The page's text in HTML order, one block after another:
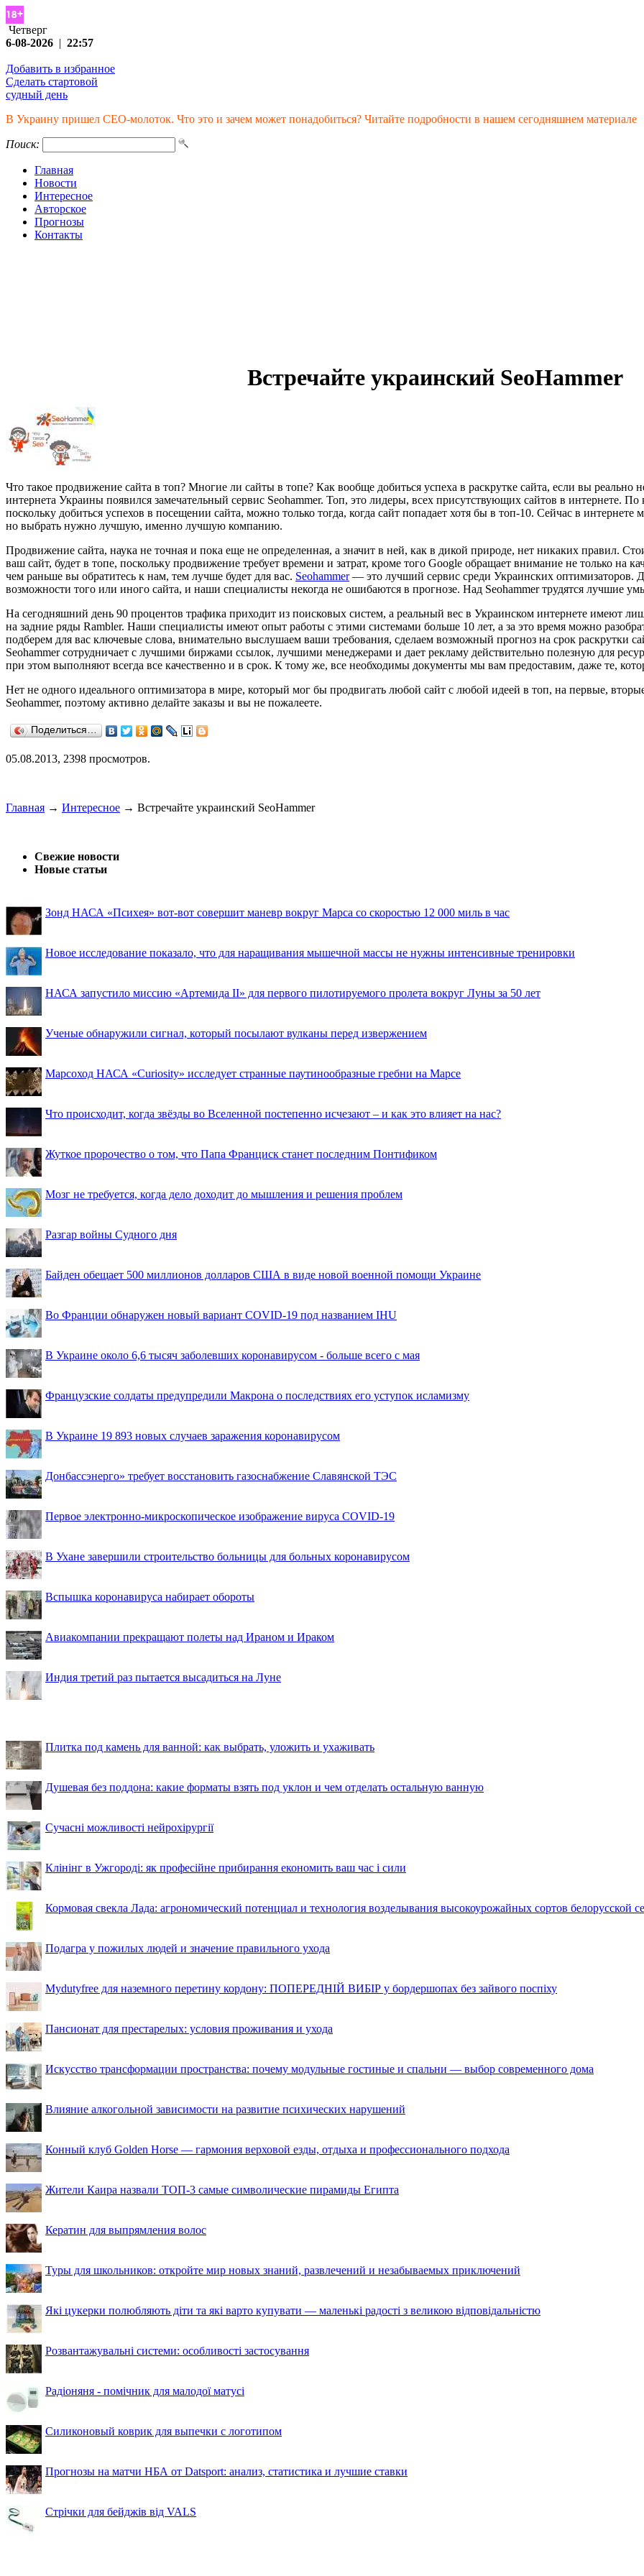
Четверг
6-08-2026 | 22:57
Добавить в избранное
Сделать стартовой
судный день
В Украину пришел СЕО-молоток. Что это и зачем может понадобиться? Читайте подробности в нашем сегодняшнем материале
Поиск:
Главная
Новости
Интересное
Авторское
Прогнозы
Контакты
Встречайте украинский SeoHammer
Что такое продвижение сайта в топ? Многие ли сайты в топе? Как вообще добиться успеха в раскрутке сайта, если вы
интернета Украины появился замечательный сервис Seohammer. Топ, это лидеры, всех присутствующих сайтов в интернете.
поскольку добиться успехов в посещении сайта, можно только тогда, когда сайт попадает хотя бы в топ-10. Сейчас в
но выбрать нужно лучшую, именно лучшую компанию.
Продвижение сайта, наука не точная и пока еще не определенная, а значит в ней, как в дикой природе, нет никаких правил.
ваш сайт, будет в топе, поскольку продвижение требует времени и затрат, кроме того Google обращает внимание не только на
чем раньше вы обратитесь к нам, тем лучше будет для вас. Seohammer— это лучший сервис среди Украинских оптимизаторов.
возможности того или иного сайта, и наши специалисты некогда не ошибаются в прогнозе. Над Seohammer трудятся лучшие
На сегодняшний день 90 процентов трафика приходит из поисковых систем, а реальный вес в Украинском интернете имеют
на задние ряды Rambler. Наши специалисты имеют опыт работы с этими системами больше 10 лет, а за это время можно
подберем для вас ключевые слова, внимательно выслушаем ваши требования, сделаем возможный прогноз на срок раскрутки
Seohammer сотрудничает с лучшими биржами ссылок, лучшими менеджерами и дает рекламу действительно полезную для
при этом выполняют всегда все качественно и в срок. К тому же, все необходимы документы мы вам предоставим, даже те,
Нет не одного идеального оптимизатора в мире, который мог бы продвигать любой сайт с любой идеей в топ, на первые,
Seohammer, поэтому активно делайте заказы и вы не пожалеете.
Поделиться…
05.08.2013, 2398 просмотров.
Главная → Интересное → Встречайте украинский SeoHammer
Свежие новости
Новые статьи
Зонд НАСА «Психея» вот-вот совершит маневр вокруг Марса со скоростью 12 000 миль в час
Новое исследование показало, что для наращивания мышечной массы не нужны интенсивные тренировки
НАСА запустило миссию «Артемида II» для первого пилотируемого пролета вокруг Луны за 50 лет
Ученые обнаружили сигнал, который посылают вулканы перед извержением
Марсоход НАСА «Curiosity» исследует странные паутинообразные гребни на Марсе
Что происходит, когда звёзды во Вселенной постепенно исчезают – и как это влияет на нас?
Жуткое пророчество о том, что Папа Франциск станет последним Понтификом
Мозг не требуется, когда дело доходит до мышления и решения проблем
Разгар войны Судного дня
Байден обещает 500 миллионов долларов США в виде новой военной помощи Украине
Во Франции обнаружен новый вариант COVID-19 под названием IHU
В Украине около 6,6 тысяч заболевших коронавирусом - больше всего с мая
Французские солдаты предупредили Макрона о последствиях его уступок исламизму
В Украине 19 893 новых случаев заражения коронавирусом
Донбассэнерго» требует восстановить газоснабжение Славянской ТЭС
Первое электронно-микроскопическое изображение вируса COVID-19
В Ухане завершили строительство больницы для больных коронавирусом
Вспышка коронавируса набирает обороты
Авиакомпании прекращают полеты над Ираном и Ираком
Индия третий раз пытается высадиться на Луне
Плитка под камень для ванной: как выбрать, уложить и ухаживать
Душевая без поддона: какие форматы взять под уклон и чем отделать остальную ванную
Сучасні можливості нейрохірургії
Клінінг в Ужгороді: як професійне прибирання економить ваш час і сили
Кормовая свекла Лада: агрономический потенциал и технология возделывания высокоурожайных сортов белорусской
Подагра у пожилых людей и значение правильного ухода
Mydutyfree для наземного перетину кордону: ПОПЕРЕДНІЙ ВИБІР у бордершопах без зайвого поспіху
Пансионат для престарелых: условия проживания и ухода
Искусство трансформации пространства: почему модульные гостиные и спальни — выбор современного дома
Влияние алкогольной зависимости на развитие психических нарушений
Конный клуб Golden Horse — гармония верховой езды, отдыха и профессионального подхода
Жители Каира назвали ТОП-3 самые символические пирамиды Египта
Кератин для выпрямления волос
Туры для школьников: откройте мир новых знаний, развлечений и незабываемых приключений
Які цукерки полюбляють діти та які варто купувати — маленькі радості з великою відповідальністю
Розвантажувальні системи: особливості застосування
Радіоняня - помічник для малодої матусі
Силиконовый коврик для выпечки с логотипом
Прогнозы на матчи НБА от Datsport: анализ, статистика и лучшие ставки
Стрічки для бейджів від VALS